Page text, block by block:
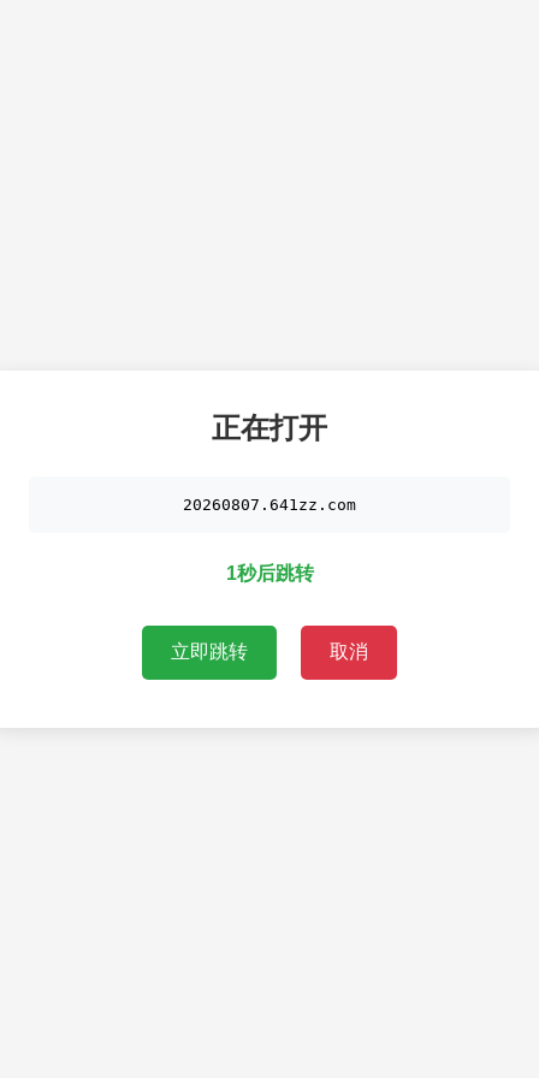
正在打开
20260807.641zz.com
1秒后跳转
立即跳转 取消